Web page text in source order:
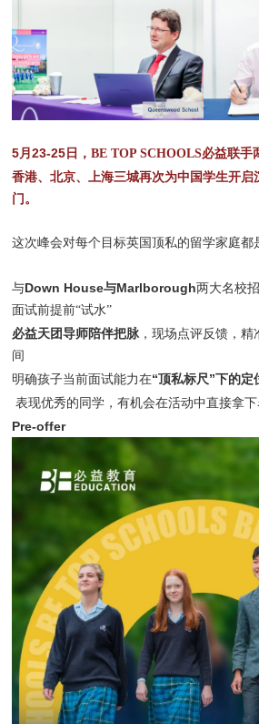
5月23-25日 ，BE TOP SCHOOLS必益联
香港、北京、上海三城再次为中国学生开启
门。
这次峰会对每个目标英国顶私的留学家庭都
与Down House与Marlborough两大名校
面试前提前“试水”
必益天团导师陪伴把脉，现场点评反馈，精
间
明确孩子当前面试能力在“顶私标尺”下的定
表现优秀的同学，有机会在活动中直接拿
Pre-offer